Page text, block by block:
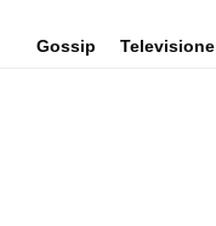
Gossip Televisione